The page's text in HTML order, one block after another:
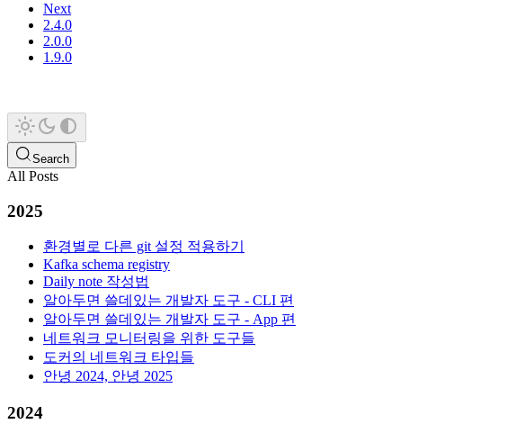
Next
2.4.0
2.0.0
1.9.0
Search
All Posts
2025
환경별로 다른 git 설정 적용하기
Kafka schema registry
Daily note 작성법
알아두면 쓸데있는 개발자 도구 - CLI 편
알아두면 쓸데있는 개발자 도구 - App 편
네트워크 모니터링을 위한 도구들
도커의 네트워크 타입들
안녕 2024, 안녕 2025
2024